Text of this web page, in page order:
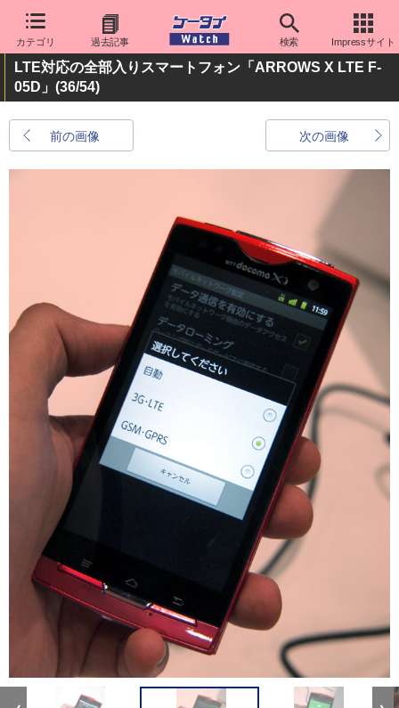
カテゴリ 過去記事 検索 Impressサイト
LTE対応の全部入りスマートフォン「ARROWS X LTE F-
05D」 (36/54)
前の画像 次の画像